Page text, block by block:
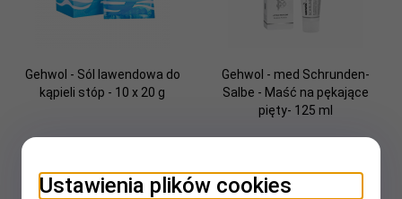
Gehwol - Sól lawendowa do
kąpieli stóp - 10 x 20 g
Gehwol - med Schrunden-
Salbe - Maść na pękające
pięty- 125 ml
Ustawienia plików cookies